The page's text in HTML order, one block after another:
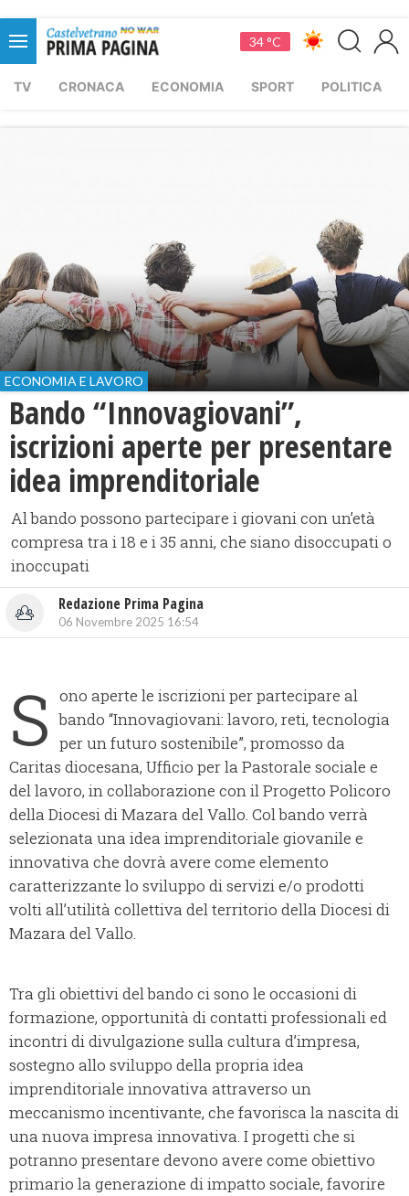
34 °C
TV CRONACA ECONOMIA SPORT POLITICA
ECONOMIA E LAVORO
Bando “Innovagiovani”,
iscrizioni aperte per presentare
idea imprenditoriale
Al bando possono partecipare i giovani con un’età
compresa tra i 18 e i 35 anni, che siano disoccupati o
inoccupati
Redazione Prima Pagina
06 Novembre 2025 16:54
S ono aperte le iscrizioni per partecipare al
bando “Innovagiovani: lavoro, reti, tecnologia
per un futuro sostenibile”, promosso da
Caritas diocesana, Ufficio per la Pastorale sociale e
del lavoro, in collaborazione con il Progetto Policoro
della Diocesi di Mazara del Vallo. Col bando verrà
selezionata una idea imprenditoriale giovanile e
innovativa che dovrà avere come elemento
caratterizzante lo sviluppo di servizi e/o prodotti
volti all’utilità collettiva del territorio della Diocesi di
Mazara del Vallo.
Tra gli obiettivi del bando ci sono le occasioni di
formazione, opportunità di contatti professionali ed
incontri di divulgazione sulla cultura d’impresa,
sostegno allo sviluppo della propria idea
imprenditoriale innovativa attraverso un
meccanismo incentivante, che favorisca la nascita di
una nuova impresa innovativa. I progetti che si
potranno presentare devono avere come obiettivo
primario la generazione di impatto sociale, favorire